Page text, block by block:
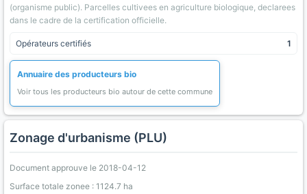
(organisme public). Parcelles cultivees en agriculture biologique, declarees
dans le cadre de la certification officielle.
Opérateurs certifiés 1
Annuaire des producteurs bio
Voir tous les producteurs bio autour de cette commune
Zonage d'urbanisme (PLU)
Document approuve le 2018-04-12
Surface totale zonee : 1124.7 ha